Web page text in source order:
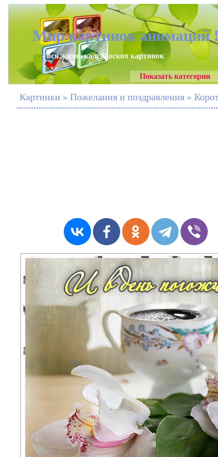
Мир картинок анимаций
- вся жизнь калейдоскоп картинок
Показать категории
Картинки » Пожелания и поздравления »